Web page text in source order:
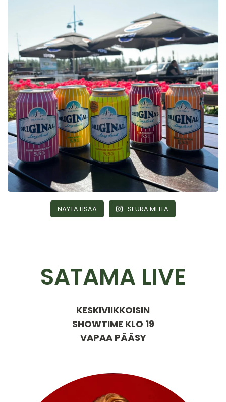
NÄYTÄ LISÄÄ SEURA MEITÄ
SATAMA LIVE
KESKIVIIKKOISIN
SHOWTIME KLO 19
VAPAA PÄÄSY